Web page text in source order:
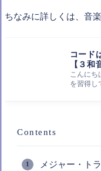
ちなみに詳しくは、音
コード
【３和
こんにち
を習得し
Contents
メジャー・ト